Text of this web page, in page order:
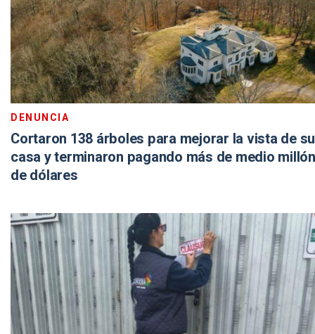
DENUNCIA
Cortaron 138 árboles para mejorar la vista de su
casa y terminaron pagando más de medio millón
de dólares